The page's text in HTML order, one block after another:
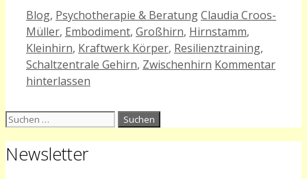
Kategorien
Blog, Psychotherapie & BeratungSchlagwörter
Claudia Croos-
Müller, Embodiment, Großhirn, Hirnstamm,
Kleinhirn, Kraftwerk Körper, Resilienztraining,
Schaltzentrale Gehirn, Zwischenhirn Kommentar
hinterlassen
Suchen
Newsletter